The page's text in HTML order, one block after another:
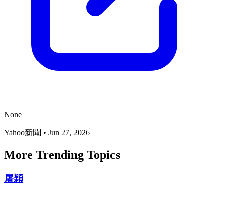
None
Yahoo新聞 • Jun 27, 2026
More Trending Topics
屠穎